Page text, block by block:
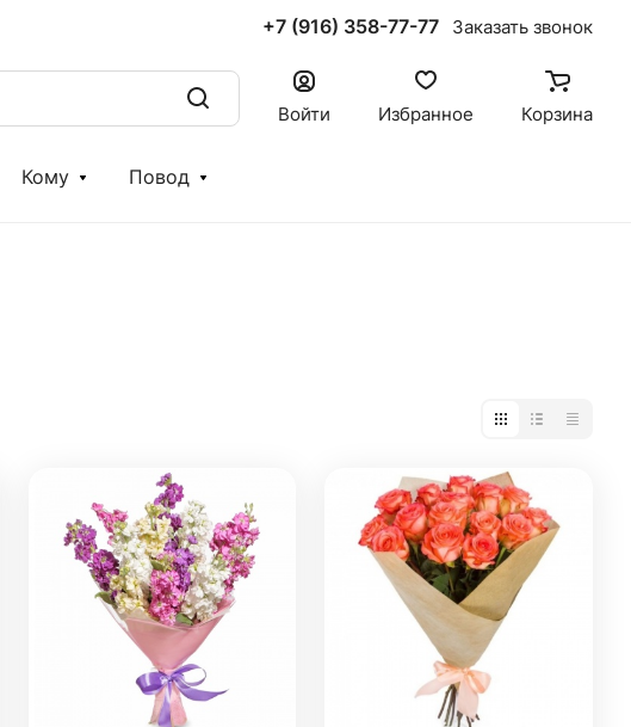
+7 (916) 358-77-77 Заказать звонок
Войти Избранное Корзина
Кому Повод